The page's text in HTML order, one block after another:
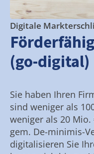
Digitale
(go-digital)
Sie haben Ihren
sind weniger als
weniger als 20 Mio.
gem. De-minimis-
digitalisieren Sie